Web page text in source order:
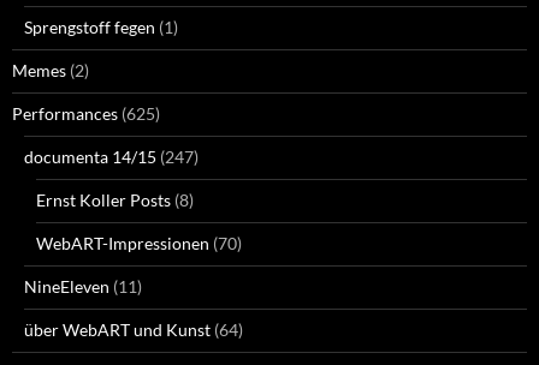
Sprengstoff fegen (1)
Memes (2)
Performances (625)
documenta 14/15 (247)
Ernst Koller Posts (8)
WebART-Impressionen (70)
NineEleven (11)
über WebART und Kunst (64)